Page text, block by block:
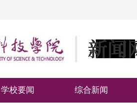
学校要闻 综合新闻